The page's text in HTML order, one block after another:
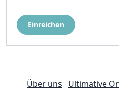
Einreichen
Über uns Ultimative